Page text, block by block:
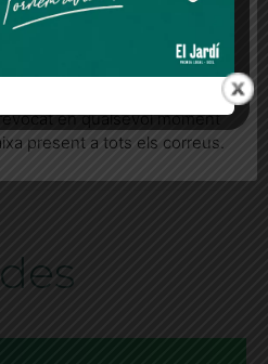
Berta Cusó Circ Cric
banner="28"]
al Diari el Jardí, dona el
per rebre comunicacions
en qualsevol moment
present a tots els correus.